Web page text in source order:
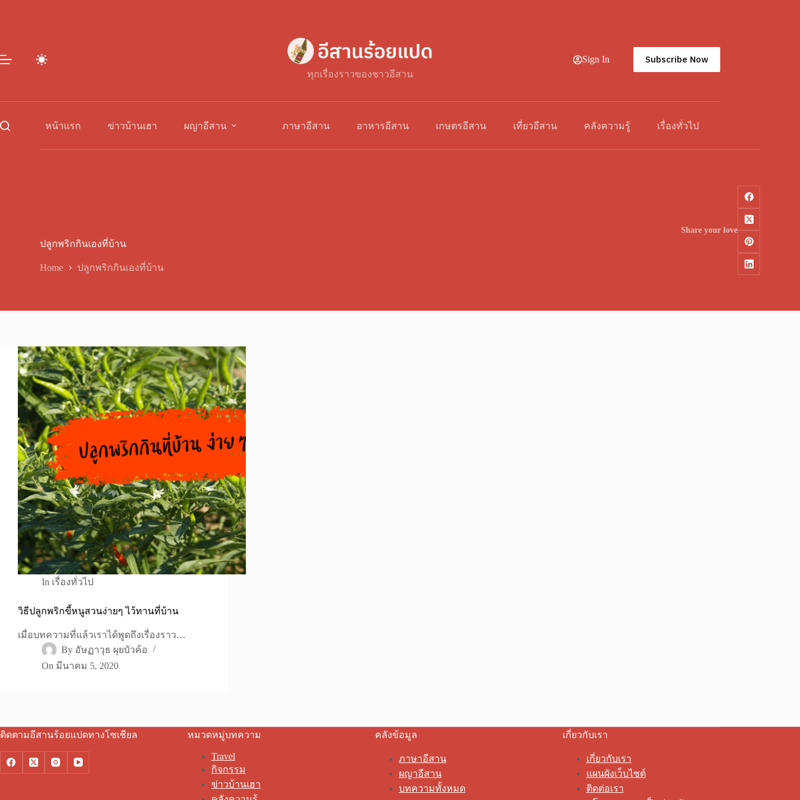
ทุกเรื่องราวของชาวอีสาน
Sign In Subscribe Now
หน้าแรก ข่าวบ้านเฮา ผญาอีสาน ภาษาอีสาน อาหารอีสาน เกษตรอีสาน เที่ยวอีสาน คลังความรู้ เรื่องทั่วไป
ปลูกพริกกินเองที่บ้าน
Home ปลูกพริกกินเองที่บ้าน
Share your love
In เรื่องทั่วไป
วิธีปลูกพริกขี้หนูสวนง่ายๆ ไว้ทานที่บ้าน
เมื่อบทความที่แล้วเราได้พูดถึงเรื่องราว…
By อัษฏาวุธ ผุยบัวค้อ
On มีนาคม 5, 2020
ติดตามอีสานร้อยแปดทางโซเชียล หมวดหมู่บทความ
Travel
กิจกรรม
ข่าวบ้านเฮา
คลังข้อมูล
ภาษาอีสาน
ผญาอีสาน
บทความทั้งหมด
เกี่ยวกับเรา
เกี่ยวกับเรา
แผนผังเว็บไซต์
ติดต่อเรา